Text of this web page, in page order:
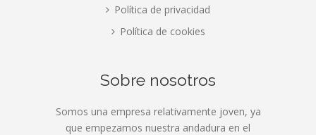
Política de privacidad
Política de cookies
Sobre nosotros
Somos una empresa relativamente joven, ya
que empezamos nuestra andadura en el